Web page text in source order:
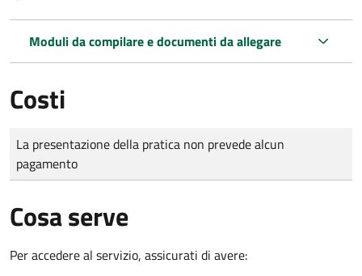
Moduli da compilare e documenti da allegare
Costi
Tipo di pagamento
Importo
La presentazione della pratica non prevede alcun
pagamento
Cosa serve
Per accedere al servizio, assicurati di avere: